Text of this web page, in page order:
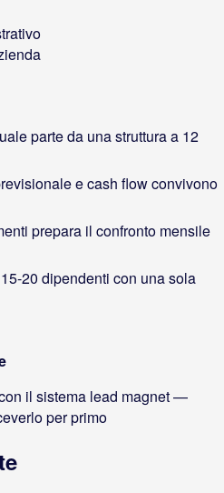
parte da una struttura a 12
e cash flow convivono
prepara il confronto mensile
20 dipendenti con una sola
il sistema lead magnet —
per primo